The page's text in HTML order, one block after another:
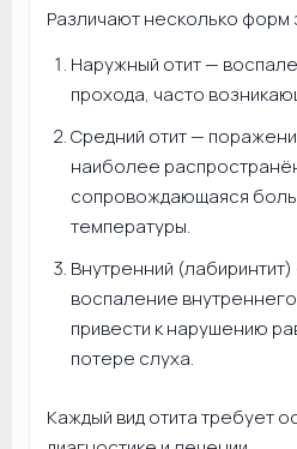
Различают несколько форм
Наружный отит —
прохода, часто
Средний отит —
наиболее
сопровождающаяся
температуры.
Внутренний
воспаление
привести к нарушению
потере слуха.
Каждый вид отита требует